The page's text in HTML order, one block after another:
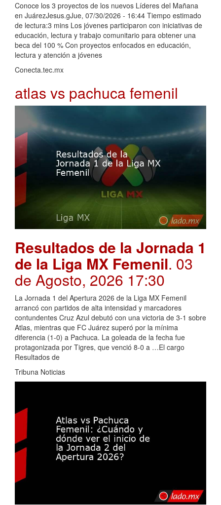
Conoce los 3 proyectos de los nuevos Líderes del Mañana
en JuárezJesus.gJue, 07/30/2026 - 16:44 Tiempo estimado
de lectura:3 mins Los jóvenes participaron con iniciativas de
educación, lectura y trabajo comunitario para obtener una
beca del 100 % Con proyectos enfocados en educación,
lectura y atención a jóvenes
Conecta.tec.mx
atlas vs pachuca femenil
Resultados de la Jornada 1
de la Liga MX Femenil. 03
de Agosto, 2026 17:30
La Jornada 1 del Apertura 2026 de la Liga MX Femenil
arrancó con partidos de alta intensidad y marcadores
contundentes Cruz Azul debutó con una victoria de 3-1 sobre
Atlas, mientras que FC Juárez superó por la mínima
diferencia (1-0) a Pachuca. La goleada de la fecha fue
protagonizada por Tigres, que venció 8-0 a …El cargo
Resultados de
Tribuna Noticias